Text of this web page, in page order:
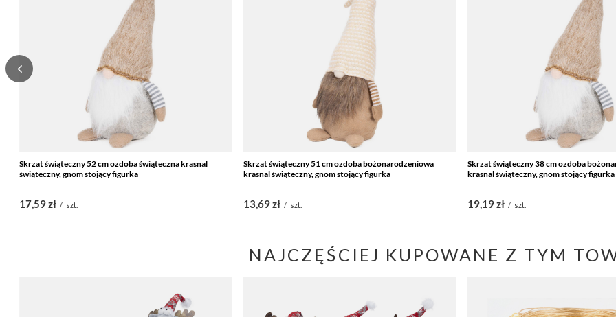
Skrzat świąteczny 52 cm ozdoba świąteczna krasnal
świąteczny, gnom stojący figurka
17,59 zł / szt.
Skrzat świąteczny 51 cm ozdoba bożonarodzeniowa
krasnal świąteczny, gnom stojący figurka
13,69 zł / szt.
Skrzat świąteczny 38 cm ozdoba
krasnal świąteczny, gnom stojący figurka
19,19 zł / szt.
NAJCZĘŚCIEJ KUPOWANE Z TYM